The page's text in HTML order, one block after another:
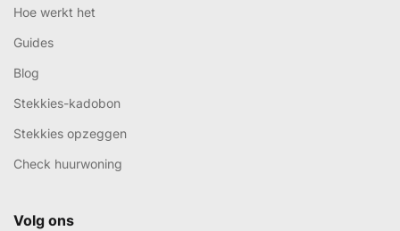
Hoe werkt het
Guides
Blog
Stekkies-kadobon
Stekkies opzeggen
Check huurwoning
Volg ons